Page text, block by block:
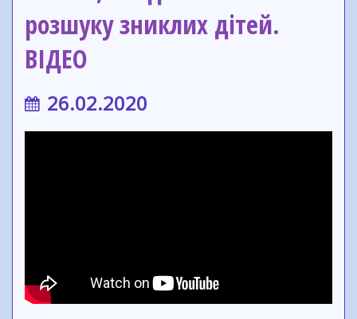
розшуку зниклих дітей.
ВІДЕО
26.02.2020